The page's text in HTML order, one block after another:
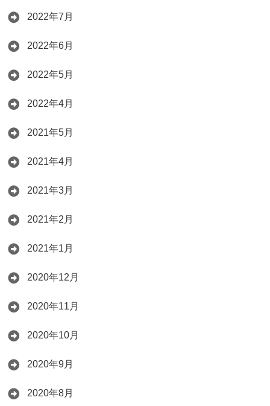
2022年7月
2022年6月
2022年5月
2022年4月
2021年5月
2021年4月
2021年3月
2021年2月
2021年1月
2020年12月
2020年11月
2020年10月
2020年9月
2020年8月